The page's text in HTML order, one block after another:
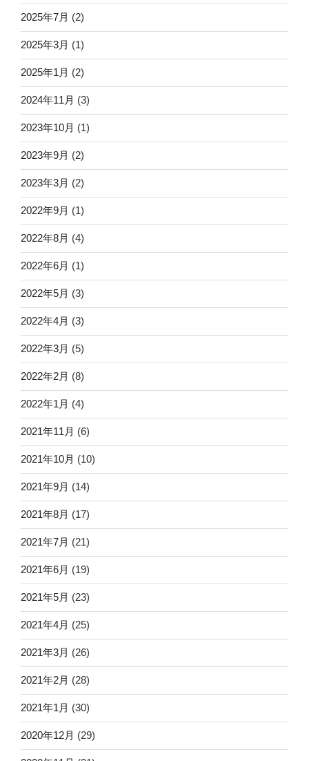
2025年7月 (2)
2025年3月 (1)
2025年1月 (2)
2024年11月 (3)
2023年10月 (1)
2023年9月 (2)
2023年3月 (2)
2022年9月 (1)
2022年8月 (4)
2022年6月 (1)
2022年5月 (3)
2022年4月 (3)
2022年3月 (5)
2022年2月 (8)
2022年1月 (4)
2021年11月 (6)
2021年10月 (10)
2021年9月 (14)
2021年8月 (17)
2021年7月 (21)
2021年6月 (19)
2021年5月 (23)
2021年4月 (25)
2021年3月 (26)
2021年2月 (28)
2021年1月 (30)
2020年12月 (29)